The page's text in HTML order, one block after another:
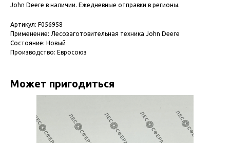
John Deere в наличии. Ежедневные отправки в регионы.
Артикул: F056958
Применение: Лесозаготовительная техника John Deere
Состояние: Новый
Производство: Евросоюз
Может пригодиться